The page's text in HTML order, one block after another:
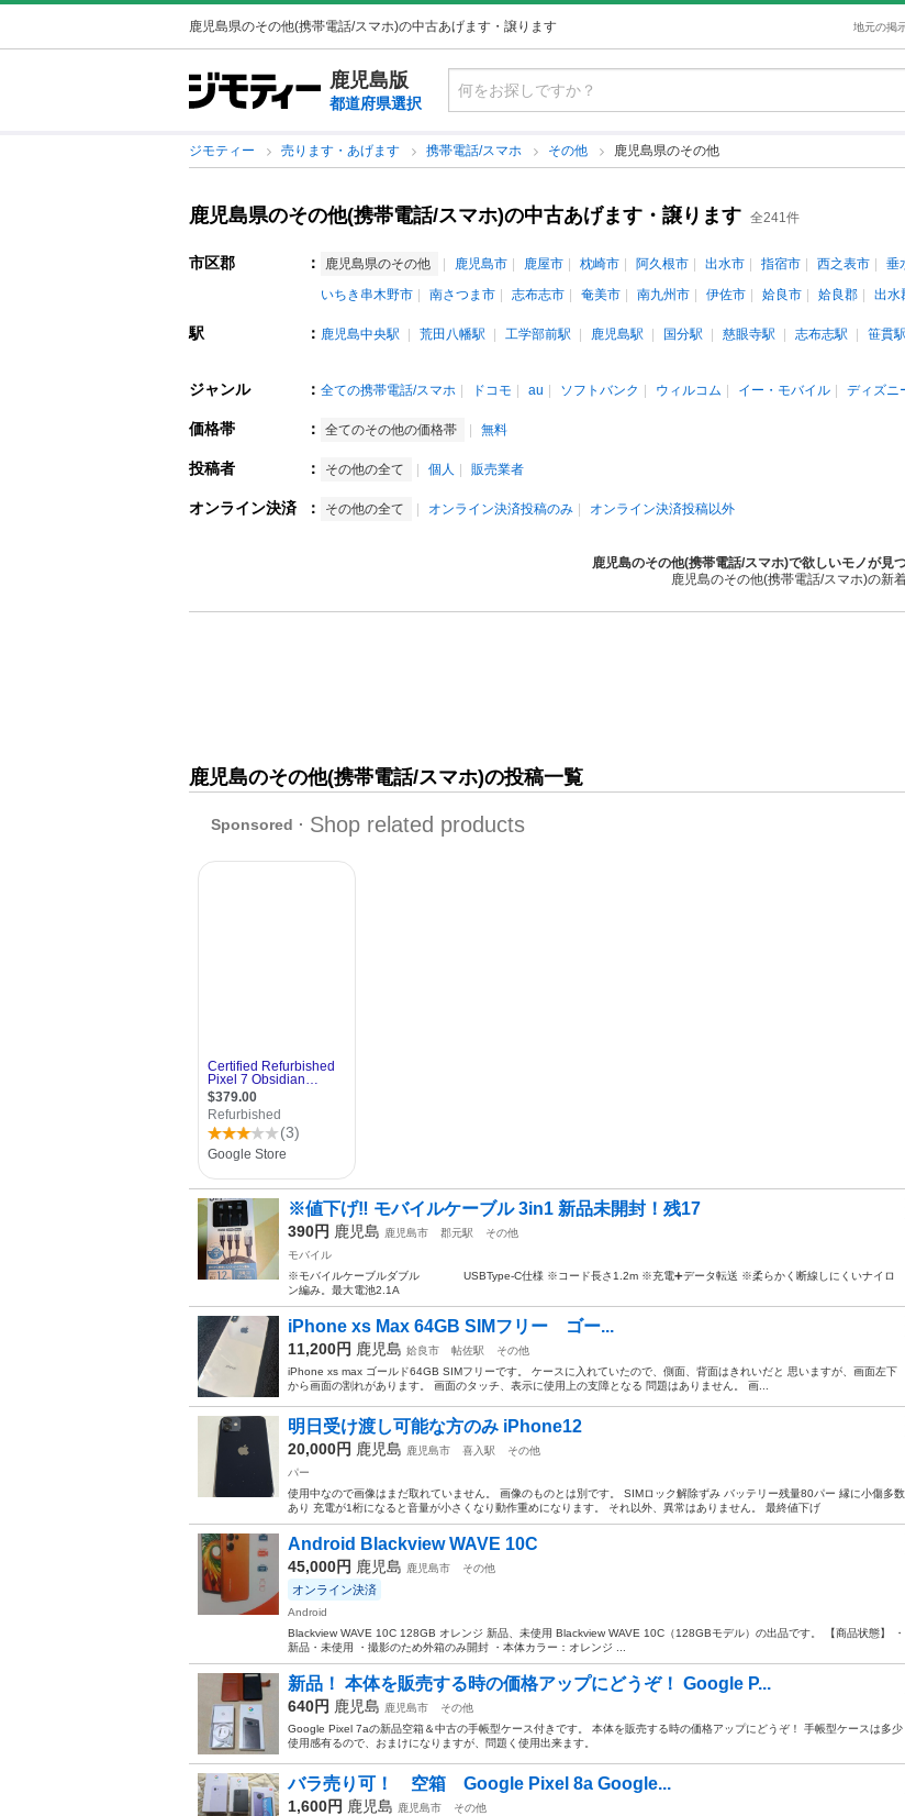
鹿児島県のその他(携帯電話/スマホ)の中古あげます・譲ります 地元の掲
鹿児島版
都道府県選択
ジモティー 売ります・あげます 携帯電話/スマホ その他 鹿児島県のその他
鹿児島県のその他(携帯電話/スマホ)の中古あげます・譲ります 全241件
市区郡 ： 鹿児島県のその他 鹿児島市 鹿屋市 枕崎市 阿久根市 出水市 指宿市 西之表市 垂
いちき串木野市
南さつま市 志布志市 奄美市 南九州市 伊佐市 姶良市 姶良郡 出水
駅 ： 鹿児島中央駅 荒田八幡駅 工学部前駅 鹿児島駅 国分駅 慈眼寺駅 志布志駅 笹貫駅
ジャンル ： 全ての携帯電話/スマホ ドコモ au ソフトバンク ウィルコム イー・モバイル ディズニ
価格帯 ： 全てのその他の価格帯 無料
投稿者 ： その他の全て 個人 販売業者
オンライン決済 ： その他の全て オンライン決済投稿のみ オンライン決済投稿以外
鹿児島のその他(携帯電話/スマホ)で欲しいモノが見
鹿児島のその他(携帯電話/スマホ)の新
鹿児島のその他(携帯電話/スマホ)の投稿一覧
※値下げ‼ モバイルケーブル 3in1 新品未開封！残17
390円 鹿児島 鹿児島市 郡元駅
その他
モバイル
※モバイルケーブルダブル USBType-C仕様 ※コード長さ1.2m ※充電➕データ転送 ※柔らかく断線しにくいナイロ
ン編み。最大電池2.1A
iPhone xs Max 64GB SIMフリー ゴー...
11,200円 鹿児島 姶良市 帖佐駅
その他
iPhone xs max ゴールド64GB SIMフリーです。 ケースに入れていたので、側面、背面はきれいだと 思いますが、画面左下
から画面の割れがあります。 画面のタッチ、表示に使用上の支障となる 問題はありません。 画...
明日受け渡し可能な方のみ iPhone12
20,000円 鹿児島 鹿児島市 喜入駅
その他
パー
使用中なので画像はまだ取れていません。 画像のものとは別です。 SIMロック解除ずみ バッテリー残量80パー 縁に小傷多数
あり 充電が1桁になると音量が小さくなり動作重めになります。 それ以外、異常はありません。 最終値下げ
Android Blackview WAVE 10C
45,000円 鹿児島 鹿児島市 その他
オンライン決済
Android
Blackview WAVE 10C 128GB オレンジ 新品、未使用 Blackview WAVE 10C（128GBモデル）の出品です。 【商品状態】 ・
新品・未使用 ・撮影のため外箱のみ開封 ・本体カラー：オレンジ ...
新品！ 本体を販売する時の価格アップにどうぞ！ Google P...
640円 鹿児島 鹿児島市
その他
Google Pixel 7aの新品空箱＆中古の手帳型ケース付きです。 本体を販売する時の価格アップにどうぞ！ 手帳型ケースは多少
使用感有るので、おまけになりますが、問題く使用出来ます。
バラ売り可！ 空箱 Google Pixel 8a Google...
1,600円 鹿児島 鹿児島市
その他